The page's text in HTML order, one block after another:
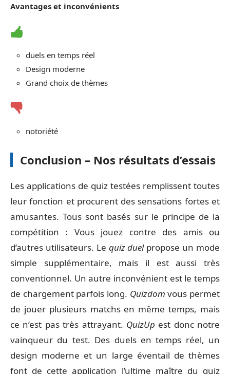
Avantages et inconvénients
duels en temps réel
Design moderne
Grand choix de thèmes
notoriété
Conclusion – Nos résultats d’essais
Les applications de quiz testées remplissent toutes
leur fonction et procurent des sensations fortes et
amusantes. Tous sont basés sur le principe de la
compétition : Vous jouez contre des amis ou
d’autres utilisateurs. Le quiz duelpropose un mode
simple supplémentaire, mais il est aussi très
conventionnel. Un autre inconvénient est le temps
de chargement parfois long. Quizdomvous permet
de jouer plusieurs matchs en même temps, mais
ce n’est pas très attrayant. QuizUp est donc notre
vainqueur du test. Des duels en temps réel, un
design moderne et un large éventail de thèmes
font de cette application l’ultime maître du quiz